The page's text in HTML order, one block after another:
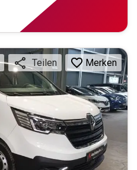
Teilen Merken